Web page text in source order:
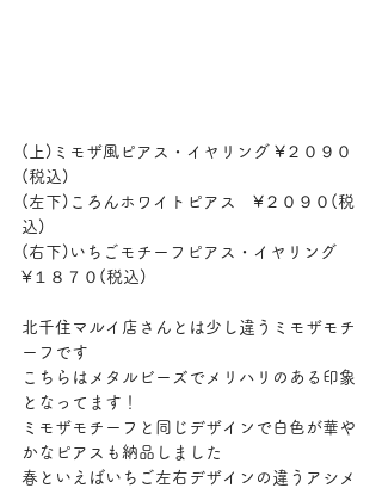
(上)ミモザ風ピアス・イヤリング ¥２０９０
(税込)
(左下)ころんホワイトピアス　¥２０９０(税
込)
(右下)いちごモチーフピアス・イヤリング
¥１８７０(税込)
北千住マルイ店さんとは少し違うミモザモチ
ーフです
こちらはメタルビーズでメリハリのある印象
となってます！
ミモザモチーフと同じデザインで白色が華や
かなピアスも納品しました
春といえばいちご左右デザインの違うアシメ